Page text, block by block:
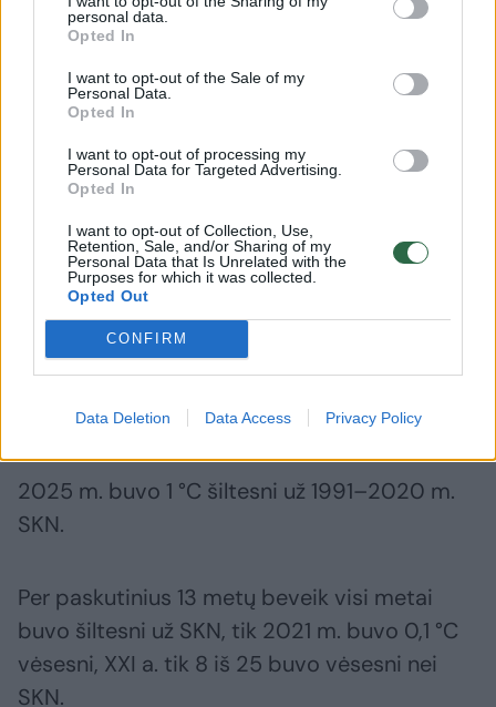
personal data.
Opted In
I want to opt-out of the Sale of my
Personal Data.
Opted In
I want to opt-out of processing my
Personal Data for Targeted Advertising.
Opted In
I want to opt-out of Collection, Use,
Retention, Sale, and/or Sharing of my
Personal Data that Is Unrelated with the
Purposes for which it was collected.
Opted Out
CONFIRM
Data Deletion Data Access Privacy Policy
Daugiau nuotraukų (29)
Meteo.lt nuotr.
2025 m. buvo 1 °C šiltesni už 1991–2020 m.
SKN.
Per paskutinius 13 metų beveik visi metai
buvo šiltesni už SKN, tik 2021 m. buvo 0,1 °C
vėsesni, XXI a. tik 8 iš 25 buvo vėsesni nei
SKN.